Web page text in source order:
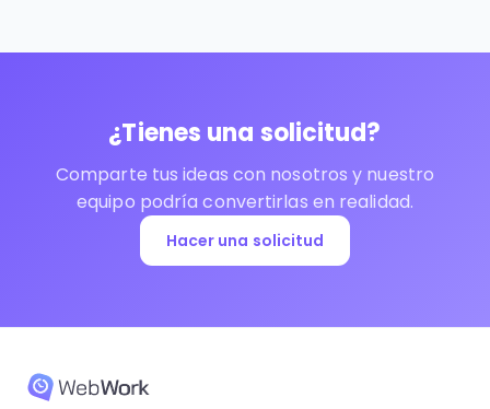
¿Tienes una solicitud?
Comparte tus ideas con nosotros y nuestro
equipo podría convertirlas en realidad.
Hacer una solicitud